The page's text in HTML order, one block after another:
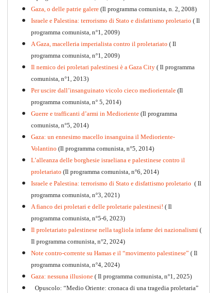
Per la difesa intransigente
Gaza, o delle patrie galere (Il programma comunista, n. 2, 2008)
Israele e Palestina: terrorismo di Stato e disfattismo proletario ( Il
programma comunista, n°1, 2009)
A Gaza, macelleria imperialista contro il proletariato ( Il
programma comunista, n°1, 2009)
Il nemico dei proletari palestinesi è a Gaza City ( Il programma
comunista, n°1, 2013)
Per uscire dall’insanguinato vicolo cieco mediorientale (Il
programma comunista, n° 5, 2014)
Guerre e trafficanti d’armi in Medioriente (Il programma
comunista, n°5, 2014)
Gaza: un ennesimo macello insanguina il Medioriente-
Volantino (Il programma comunista, n°5, 2014)
L’alleanza delle borghesie israeliana e palestinese contro il
proletariato (Il programma comunista, n°6, 2014)
Israele e Palestina: terrorismo di Stato e disfattismo proletario ( Il
programma comunista, n°3, 2021)
A fianco dei proletari e delle proletarie palestinesi! ( Il
programma comunista, n°5-6, 2023)
Il proletariato palestinese nella tagliola infame dei nazionalismi (
Il programma comunista, n°2, 2024)
Note contro-corrente su Hamas e il “movimento palestinese” ( Il
programma comunista, n°4, 2024)
Gaza: nessuna illusione ( Il programma comunista, n°1, 2025)
Opuscolo: “Medio Oriente: cronaca di una tragedia proletaria”